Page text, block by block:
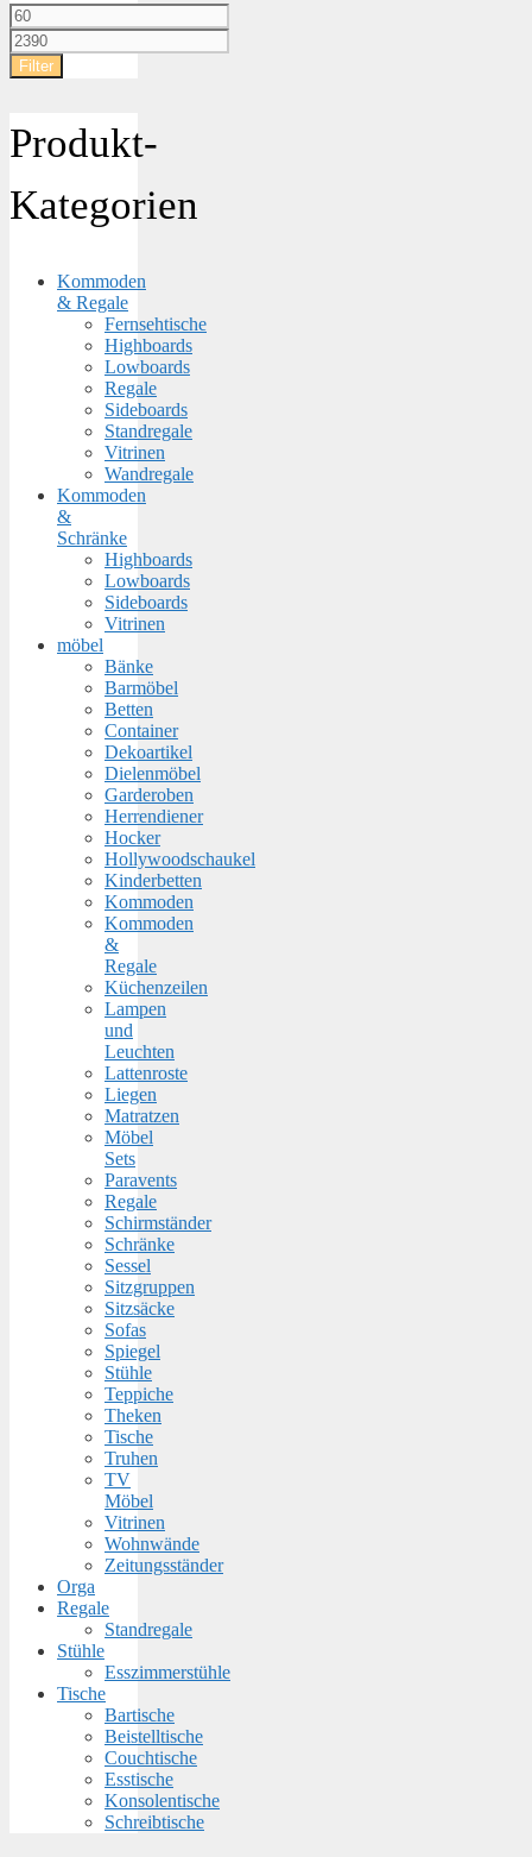
Min.
Preis
Max.
Preis
Filter
Produkt-
Kategorien
Kommoden
& Regale
Fernsehtische
Highboards
Lowboards
Regale
Sideboards
Standregale
Vitrinen
Wandregale
Kommoden
&
Schränke
Highboards
Lowboards
Sideboards
Vitrinen
möbel
Bänke
Barmöbel
Betten
Container
Dekoartikel
Dielenmöbel
Garderoben
Herrendiener
Hocker
Hollywoodschaukel
Kinderbetten
Kommoden
Kommoden
&
Regale
Küchenzeilen
Lampen
und
Leuchten
Lattenroste
Liegen
Matratzen
Möbel
Sets
Paravents
Regale
Schirmständer
Schränke
Sessel
Sitzgruppen
Sitzsäcke
Sofas
Spiegel
Stühle
Teppiche
Theken
Tische
Truhen
TV
Möbel
Vitrinen
Wohnwände
Zeitungsständer
Orga
Regale
Standregale
Stühle
Esszimmerstühle
Tische
Bartische
Beistelltische
Couchtische
Esstische
Konsolentische
Schreibtische